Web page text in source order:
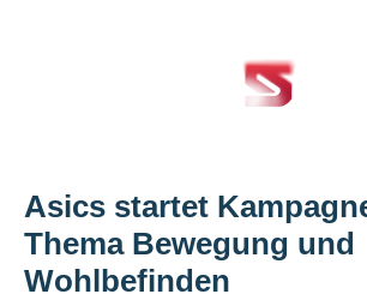
Asics startet
Thema Bewegung und
Wohlbefinden